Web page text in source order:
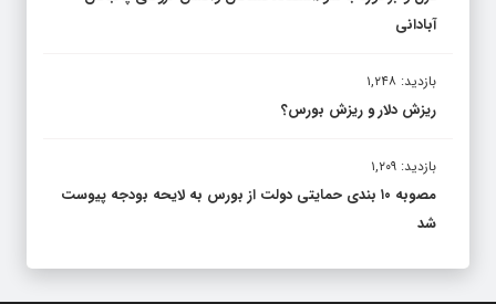
آبادانی
بازدید: ۱,۲۴۸
ریزش دلار و ریزش بورس؟
بازدید: ۱,۲۰۹
مصوبه ۱۰ بندی حمایتی دولت از بورس به لایحه بودجه پیوست
شد